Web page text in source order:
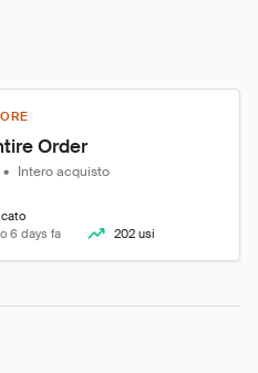
Order
• Intero acquisto
6 days fa
202 usi